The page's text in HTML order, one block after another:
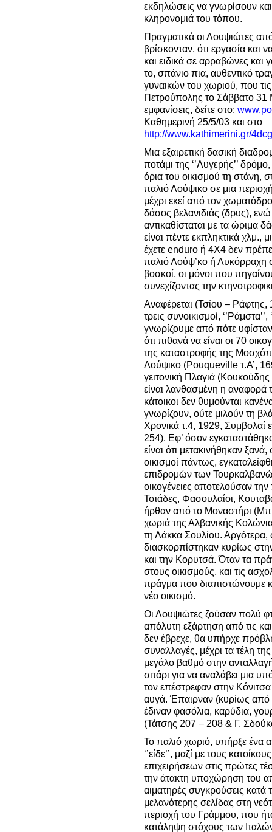
εκδηλώσεις να γνωρίσουν
κληρονομιά του τόπου.
Πραγματικά οι Λουψιώτες
βρίσκονταν, ότι εργασία και
και ειδικά σε αρραβώνες και
το, σπάνιο πια, αυθεντικό
γυναικών του χωριού, που
Πετρούπολης το Σάββατο 31
εμφανίσεις, δείτε στο:
Καθημερινή 25/5/03 και στο
http://www.kathimerini.gr/
Μια εξαιρετική δασική
ποτάμι της ‘’Λυγερής’’
όρια του οικισμού τη στάνη,
παλιό Λούψικο σε μια
μέχρι εκεί από τον
δάσος βελανιδιάς (δρυς),
αντικαθίσταται με τα ώριμα
είναι πέντε εκπληκτικά χλμ.,
έχετε enduro ή 4Χ4 δεν
παλιό Λούψ’κο ή Λυκόρραχη
βοσκοί, οι μόνοι που
συνεχίζοντας την
Αναφέρεται (Τσίου –
τρεις συνοικισμοί,
γνωρίζουμε από πότε
ότι πιθανά να είναι οι 70
της καταστροφής της
Λούψικο (Pouqueville τ.Α’,
γειτονική Πλαγιά
είναι λανθασμένη η αναφορά
κάτοικοι δεν θυμούνται
γνωρίζουν, ούτε μιλούν τη
Χρονικά τ.4, 1929, Συμβολαί
254). Εφ’ όσον
είναι ότι μετακινήθηκαν
οικισμοί πάντως,
επιδρομών των
οικογένειες αποτελούσαν
Τσιάδες, Φασουλαίοι,
ήρθαν από το Μοναστήρι
χωριά της Αλβανικής
τη Λάκκα Σουλίου. Αργότερα,
διασκορπίστηκαν κυρίως
και την Κορυτσά. Όταν τα
στους οικισμούς, και τις
πράγμα που διαπιστώνουμε
νέο οικισμό.
Οι Λουψιώτες ζούσαν πολύ
απόλυτη εξάρτηση από τις
δεν έβρεχε, θα υπήρχε
συναλλαγές, μέχρι τα τέλη
μεγάλο βαθμό στην
σιτάρι για να αναλάβει μια
τον επέστρεφαν στην
αυγά. Έπαιρναν (κυρίως από
έδιναν φασόλια, καρύδια,
(Τάτσης 207 – 208 & Γ.
Το παλιό χωριό, υπήρξε ένα
‘’είδε’’, μαζί με τους
επιχειρήσεων στις πρώτες
την άτακτη υποχώρηση του
αιματηρές συγκρούσεις κατά
μελανότερης σελίδας στη
περιοχή του Γράμμου, που
κατάληψη στόχους των